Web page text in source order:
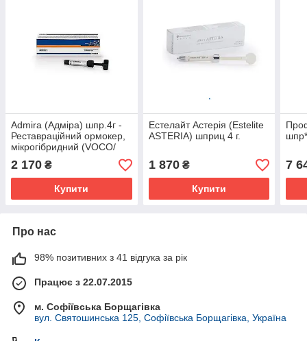
Admira (Адміра) шпр.4г -
Реставраційний ормокер,
мікрогібридний (VOCO/
Воко)
2 170 ₴
Купити
Естелайт Астерія (Estelite
ASTERIA) шприц 4 г.
1 870₴
Купити
7
Про нас
98% позитивних з 41 відгука за рік
Працює з 22.07.2015
м. Софіївська Борщагівка
вул. Святошинська 125, Софіївська Борщагівка, Україна